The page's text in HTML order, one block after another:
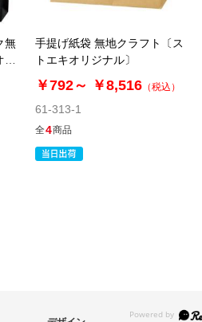
無
手提げ紙袋 無地クラフト〔ス
トエキオリジナル〕
￥792～ ￥8,516 （税込）
61-313-1
全4商品